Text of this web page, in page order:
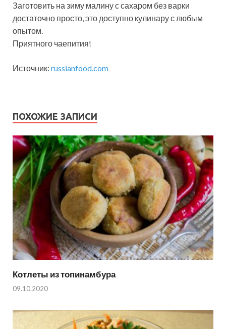
Заготовить на зиму малину с сахаром без варки
достаточно просто, это доступно кулинару с любым
опытом.
Приятного чаепития!
Источник: russianfood.com
ПОХОЖИЕ ЗАПИСИ
Котлеты из топинамбура
09.10.2020